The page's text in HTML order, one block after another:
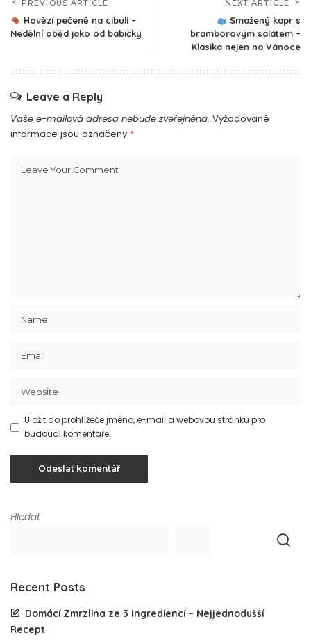
PREVIOUS ARTICLE
Hovězí pečeně na cibuli –
Nedělní oběd jako od babičky
NEXT ARTICLE
Smažený kapr s
bramborovým salátem –
Klasika nejen na Vánoce
Leave a Reply
Vaše e-mailová adresa nebude zveřejněna. Vyžadované
informace jsou označeny *
Uložit do prohlížeče jméno, e-mail a webovou stránku pro
budoucí komentáře.
Hledat
Recent Posts
Domácí Zmrzlina ze 3 Ingrediencí – Nejjednodušší
Recept